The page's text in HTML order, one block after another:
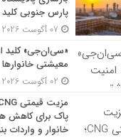
پارس جنوبی
«سی‌ان‌جی» کلید
معیشتی خانوارها
پاک برای کاهش
خانوار و واردات